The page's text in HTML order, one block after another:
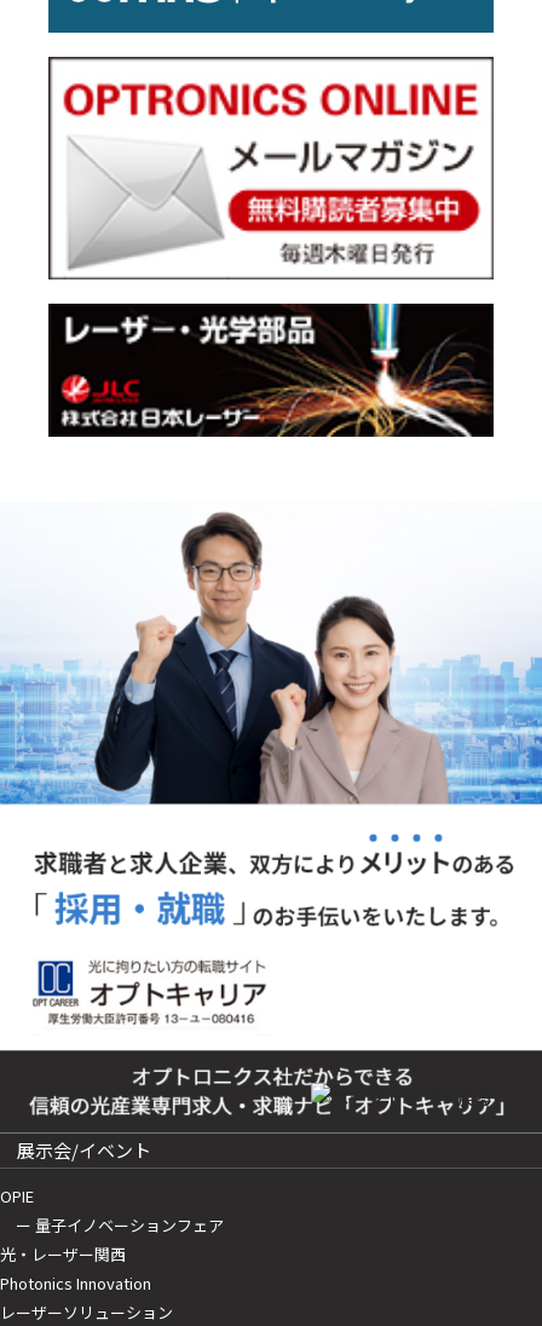
展示会/イベント
OPIE
ー 量子イノベーションフェア
光・レーザー関西
Photonics Innovation
レーザーソリューション